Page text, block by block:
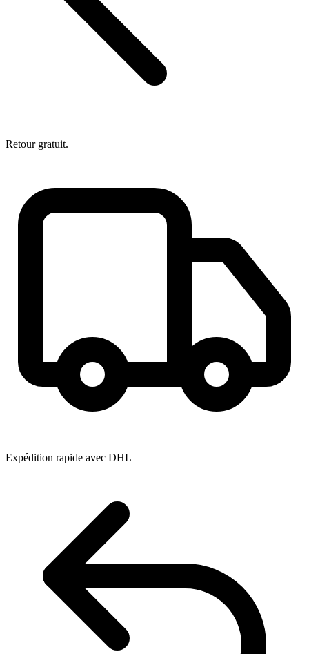
Retour gratuit.
Expédition rapide avec DHL